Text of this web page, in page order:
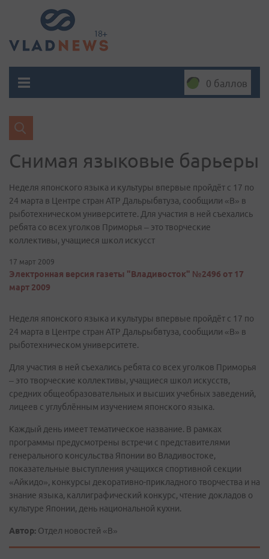
0 баллов
Снимая языковые барьеры
Неделя японского языка и культуры впервые пройдёт с 17 по
24 марта в Центре стран АТР Дальрыбвтуза, сообщили «В» в
рыботехническом университете. Для участия в ней съехались
ребята со всех уголков Приморья – это творческие
коллективы, учащиеся школ искусст
17 март 2009
Электронная версия газеты "Владивосток" №2496 от 17
март 2009
Неделя японского языка и культуры впервые пройдёт с 17 по
24 марта в Центре стран АТР Дальрыбвтуза, сообщили «В» в
рыботехническом университете.
Для участия в ней съехались ребята со всех уголков Приморья
– это творческие коллективы, учащиеся школ искусств,
средних общеобразовательных и высших учебных заведений,
лицеев с углублённым изучением японского языка.
Каждый день имеет тематическое название. В рамках
программы предусмотрены встречи с представителями
генерального консульства Японии во Владивостоке,
показательные выступления учащихся спортивной секции
«Айкидо», конкурсы декоративно-прикладного творчества и на
знание языка, каллиграфический конкурс, чтение докладов о
культуре Японии, день национальной кухни.
Автор: Отдел новостей «В»